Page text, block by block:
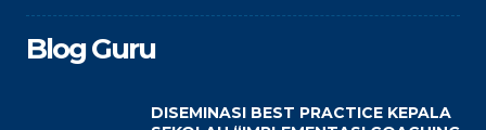
Blog Guru
DISEMINASI BEST PRACTICE KEPALA